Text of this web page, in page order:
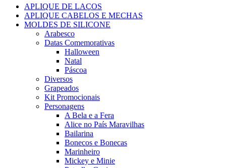
APLIQUE DE LAÇOS
APLIQUE CABELOS E MECHAS
MOLDES DE SILICONE
Arabesco
Datas Comemorativas
Halloween
Natal
Páscoa
Diversos
Grapeados
Kit Promocionais
Personagens
A Bela e a Fera
Alice no País Maravilhas
Bailarina
Bonecos e Bonecas
Marinheiro
Mickey e Minie